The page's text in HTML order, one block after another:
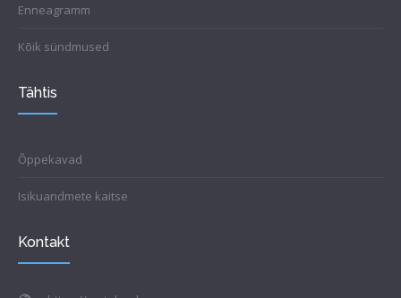
Enneagramm
Kõik sündmused
Tähtis
Õppekavad
Isikuandmete kaitse
Kontakt